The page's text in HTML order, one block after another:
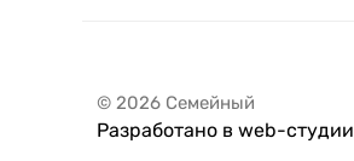
© 2026 Семейный
Разработано в web-студии